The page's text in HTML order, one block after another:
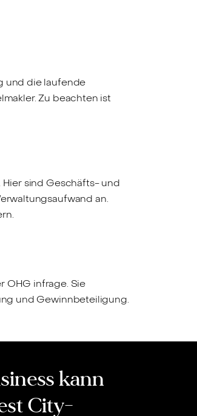
und die laufende
Zu beachten ist
sind Geschäfts- und
an.
OHG infrage. Sie
und Gewinnbeteiligung.
kann
City-